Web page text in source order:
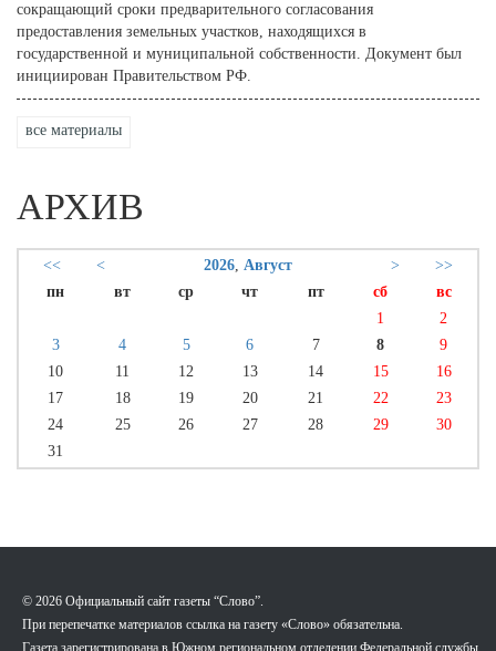
сокращающий сроки предварительного согласования
предоставления земельных участков, находящихся в
государственной и муниципальной собственности. Документ был
инициирован Правительством РФ.
все материалы
АРХИВ
<< < 2026, Август >
>>
пн
вт ср чт пт сб
вс
1
2
3
4 5 6 7 8
9
10
11 12 13 14 15
16
17
18 19 20 21 22
23
24
25 26 27 28 29
30
31
© 2026 Официальный сайт газеты “Слово”.
При перепечатке материалов ссылка на газету «Слово» обязательна.
Газета зарегистрирована в Южном региональном отделении Федеральной службы